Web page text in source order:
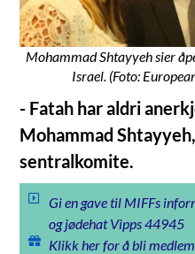
Mohammad Shtayyeh sier
Israel. (Foto:
- Fatah har aldri
Mohammad
sentralkomite.
Gi en gave til MIFFs
og jødehat Vipps 44945
Klikk her for å bli